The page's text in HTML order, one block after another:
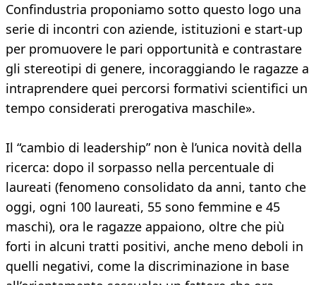
Confindustria proponiamo sotto questo logo una
serie di incontri con aziende, istituzioni e start-up
per promuovere le pari opportunità e contrastare
gli stereotipi di genere, incoraggiando le ragazze a
intraprendere quei percorsi formativi scientifici un
tempo considerati prerogativa maschile».
Il “cambio di leadership” non è l’unica novità della
ricerca: dopo il sorpasso nella percentuale di
laureati (fenomeno consolidato da anni, tanto che
oggi, ogni 100 laureati, 55 sono femmine e 45
maschi), ora le ragazze appaiono, oltre che più
forti in alcuni tratti positivi, anche meno deboli in
quelli negativi, come la discriminazione in base